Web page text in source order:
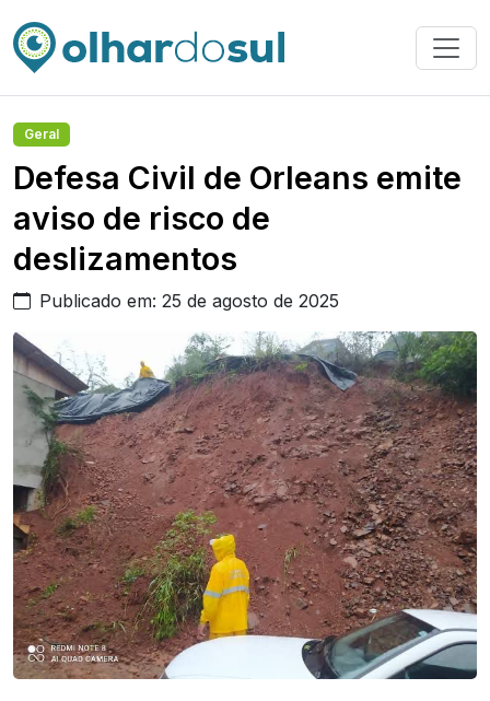
Geral
Defesa Civil de Orleans emite
aviso de risco de
deslizamentos
Publicado em: 25 de agosto de 2025